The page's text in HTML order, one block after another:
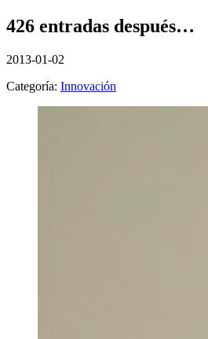
426 entradas después…
2013-01-02
Categoría: Innovación